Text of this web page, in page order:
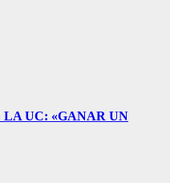
LA UC: «GANAR UN